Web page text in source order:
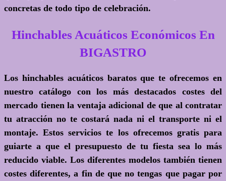
concretas de todo tipo de celebración.
Hinchables Acuáticos Económicos En
BIGASTRO
Los hinchables acuáticos baratos que te ofrecemos en
nuestro catálogo con los más destacados costes del
mercado tienen la ventaja adicional de que al contratar
tu atracción no te costará nada ni el transporte ni el
montaje. Estos servicios te los ofrecemos gratis para
guiarte a que el presupuesto de tu fiesta sea lo más
reducido viable. Los diferentes modelos también tienen
costes diferentes, a fin de que no tengas que pagar por